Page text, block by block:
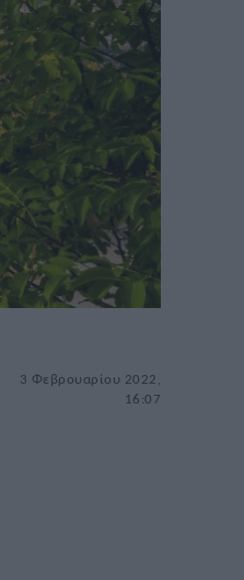
3 Φεβρουαρίου 2022,
16:07